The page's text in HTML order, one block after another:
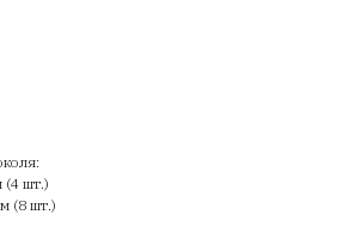
(4 шт.)
(8 шт.)